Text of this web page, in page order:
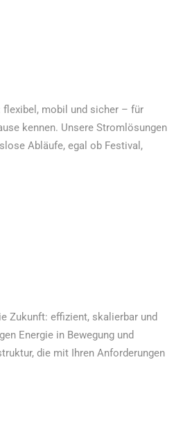
flexibel, mobil und sicher – für
kennen. Unsere Stromlösungen
Abläufe, egal ob Festival,
Zukunft: effizient, skalierbar und
Energie in Bewegung und
die mit Ihren Anforderungen